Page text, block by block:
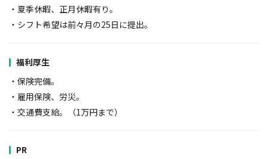
・夏季休暇、正月休暇有り。
・シフト希望は前々月の25日に提出。
福利厚生
・保険完備。
・雇用保険、労災。
・交通費支給。（1万円まで）
PR